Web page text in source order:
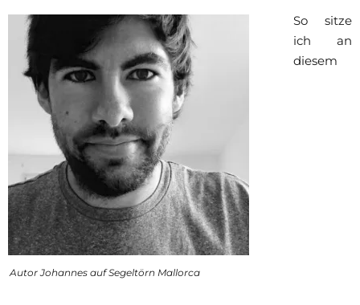
Autor Johannes auf Segeltörn Mallorca
So sitze
ich an
diesem